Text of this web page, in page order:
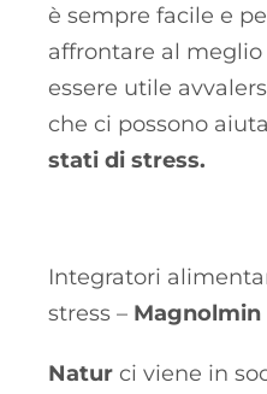
è sempre facile e
affrontare al
essere utile
che ci possono
stati di stress.
Integratori
stress – Magnolmin
Natur ci viene in